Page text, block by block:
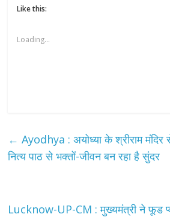
Like this:
Loading...
← Ayodhya : अयोध्या के श्रीराम
नित्य पाठ से भक्तों-जीवन बन रहा है सुंदर
Lucknow-UP-CM : मुख्यमंत्री ने फूड